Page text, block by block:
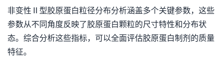
非变性Ⅱ型胶原蛋白粒径分布分析涵盖多个关键参数，这些
参数从不同角度反映了胶原蛋白颗粒的尺寸特性和分布状
态。综合分析这些指标，可以全面评估胶原蛋白制剂的质量
特征。